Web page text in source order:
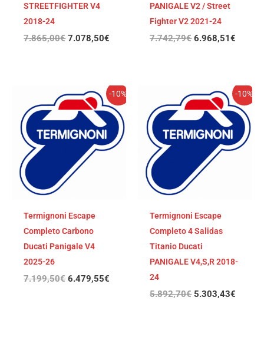
STREETFIGHTER V4
2018-24
7.865,00€ 7.078,50€
PANIGALE V2 / Street
Fighter V2 2021-24
7.742,79€ 6.968,51€
-10%
Termignoni Escape
Completo Carbono
Ducati Panigale V4
2025-26
7.199,50€
precio
original
era:
7.199,50€.
6.479,55€
El
precio
actual
es:
6.479,55€.
-10%
Termignoni Escape
Completo 4 Salidas
Titanio Ducati
PANIGALE V4,S,R 2018-
24
5.892,70€
precio
original
era:
5.892,70€.
5.303,43€
El
precio
actual
es: